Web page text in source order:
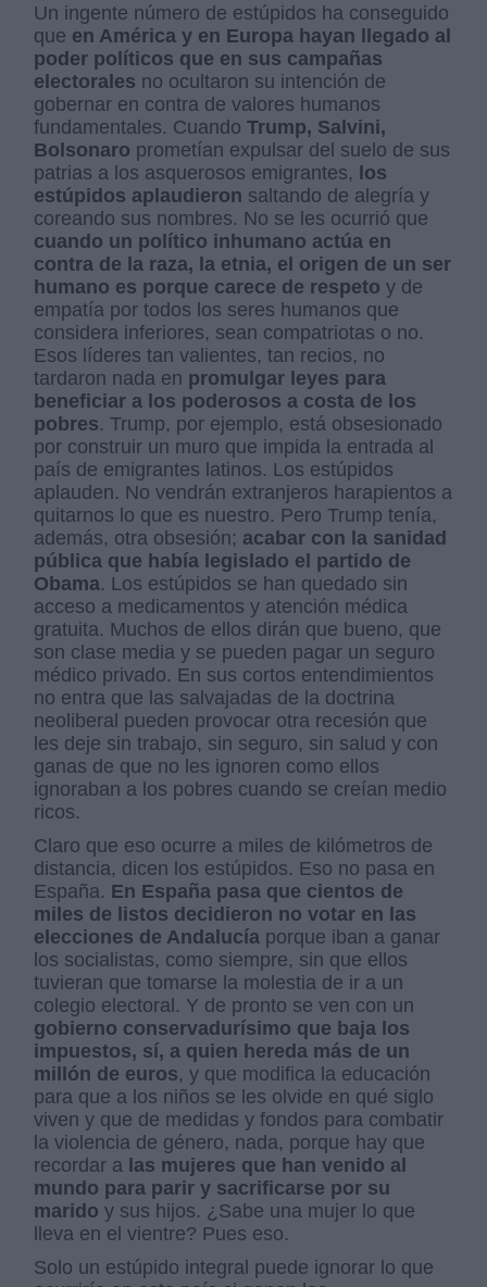
Un ingente número de estúpidos ha conseguido
que en América y en Europa hayan llegado al
poder políticos que en sus campañas
electorales no ocultaron su intención de
gobernar en contra de valores humanos
fundamentales. CuandoTrump, Salvini,
Bolsonaro prometían expulsar del suelo de sus
patrias a los asquerosos emigrantes, los
estúpidos aplaudieron saltando de alegría y
coreando sus nombres. No se les ocurrió que
cuando un político inhumano actúa en
contra de la raza, la etnia, el origen de un ser
humano es porque carece de respeto y de
empatía por todos los seres humanos que
considera inferiores, sean compatriotas o no.
Esos líderes tan valientes, tan recios, no
tardaron nada en promulgar leyes para
beneficiar a los poderosos a costa de los
pobres. Trump, por ejemplo, está obsesionado
por construir un muro que impida la entrada al
país de emigrantes latinos. Los estúpidos
aplauden. No vendrán extranjeros harapientos a
quitarnos lo que es nuestro. Pero Trump tenía,
además, otra obsesión; acabar con la sanidad
pública que había legislado el partido de
Obama. Los estúpidos se han quedado sin
acceso a medicamentos y atención médica
gratuita. Muchos de ellos dirán que bueno, que
son clase media y se pueden pagar un seguro
médico privado. En sus cortos entendimientos
no entra que las salvajadas de la doctrina
neoliberal pueden provocar otra recesión que
les deje sin trabajo, sin seguro, sin salud y con
ganas de que no les ignoren como ellos
ignoraban a los pobres cuando se creían medio
ricos.
Claro que eso ocurre a miles de kilómetros de
distancia, dicen los estúpidos. Eso no pasa en
España. En España pasa que cientos de
miles de listos decidieron no votar en las
elecciones de Andalucía porque iban a ganar
los socialistas, como siempre, sin que ellos
tuvieran que tomarse la molestia de ir a un
colegio electoral. Y de pronto se ven con un
gobierno conservadurísimo que baja los
impuestos, sí, a quien hereda más de un
millón de euros, y que modifica la educación
para que a los niños se les olvide en qué siglo
viven y que de medidas y fondos para combatir
la violencia de género, nada, porque hay que
recordar a las mujeres que han venido al
mundo para parir y sacrificarse por su
marido y sus hijos. ¿Sabe una mujer lo que
lleva en el vientre? Pues eso.
Solo un estúpido integral puede ignorar lo que